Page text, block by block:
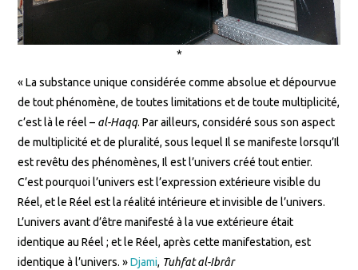
*
« La substance unique considérée comme absolue et dépourvue
de tout phénomène, de toutes limitations et de toute multiplicité,
c’est là le réel – al-Haqq. Par ailleurs, considéré sous son aspect
de multiplicité et de pluralité, sous lequel Il se manifeste lorsqu’Il
est revêtu des phénomènes, Il est l’univers créé tout entier.
C’est pourquoi l’univers est l’expression extérieure visible du
Réel, et le Réel est la réalité intérieure et invisible de l’univers.
L’univers avant d’être manifesté à la vue extérieure était
identique au Réel ; et le Réel, après cette manifestation, est
identique à l’univers. »Djami, Tuhfat al-Ibrâr